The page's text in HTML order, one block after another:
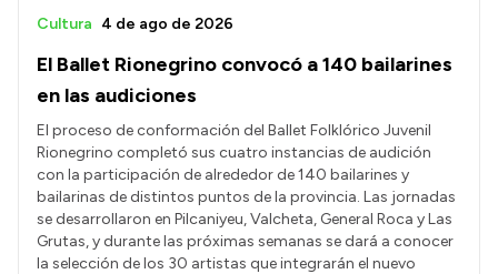
El Ballet Rionegrino convocó a 140 bailarines
en las audiciones
Cultura 4 de ago de 2026
El proceso de conformación del Ballet Folklórico Juvenil
Rionegrino completó sus cuatro instancias de audición
con la participación de alrededor de 140 bailarines y
bailarinas de distintos puntos de la provincia. Las jornadas
se desarrollaron en Pilcaniyeu, Valcheta, General Roca y Las
Grutas, y durante las próximas semanas se dará a conocer
la selección de los 30 artistas que integrarán el nuevo